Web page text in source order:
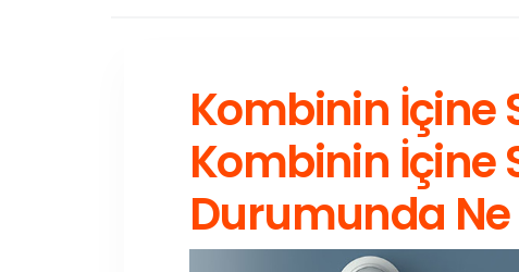
Kombinin İçine
Kombinin İçine
Durumunda Ne